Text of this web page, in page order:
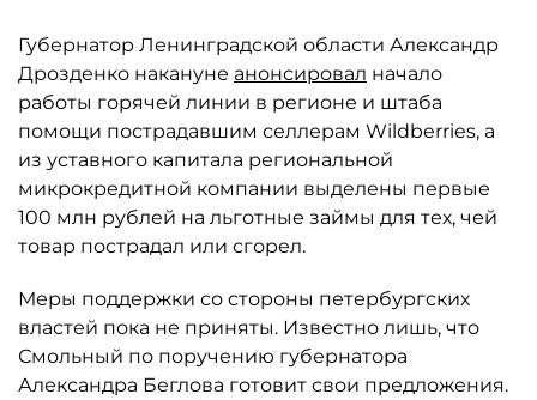
Губернатор Ленинградской области Александр
Дрозденко накануне анонсировал начало
работы горячей линии в регионе и штаба
помощи пострадавшим селлерам Wildberries, а
из уставного капитала региональной
микрокредитной компании выделены первые
100 млн рублей на льготные займы для тех, чей
товар пострадал или сгорел.
Меры поддержки со стороны петербургских
властей пока не приняты. Известно лишь, что
Смольный по поручению губернатора
Александра Беглова готовит свои предложения.